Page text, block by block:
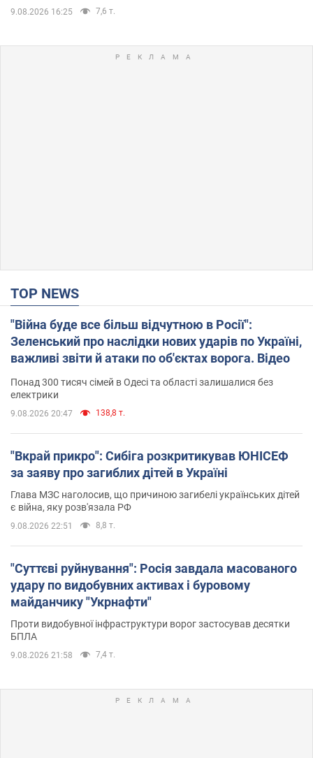
9.08.2026 16:25 7,6 т.
TOP NEWS
"Війна буде все більш відчутною в Росії":
Зеленський про наслідки нових ударів по Україні,
важливі звіти й атаки по об'єктах ворога. Відео
Понад 300 тисяч сімей в Одесі та області залишалися без
електрики
9.08.2026 20:47 138,8 т.
"Вкрай прикро": Сибіга розкритикував ЮНІСЕФ
за заяву про загиблих дітей в Україні
Глава МЗС наголосив, що причиною загибелі українських дітей
є війна, яку розв'язала РФ
9.08.2026 22:51 8,8 т.
"Суттєві руйнування": Росія завдала масованого
удару по видобувних активах і буровому
майданчику "Укрнафти"
Проти видобувної інфраструктури ворог застосував десятки
БПЛА
9.08.2026 21:58 7,4 т.